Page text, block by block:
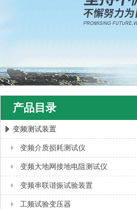
扬州海沃电气科技发展有限公司
产品目录
变频测试装置
变频介质损耗测试仪
变频大地网接地电阻测试仪
变频串联谐振试验装置
工频试验变压器